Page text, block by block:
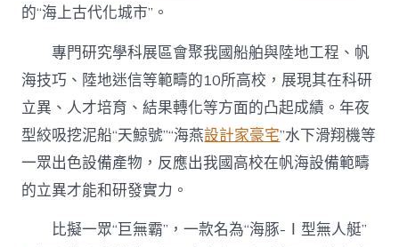
的“海上古代化城市”。
專門研究學科展區會聚我國船舶與陸地工程、帆
海技巧、陸地迷信等範疇的10所高校，展現其在科研
立異、人才培育、結果轉化等方面的凸起成績。年夜
型絞吸挖泥船“天鯨號”“海燕設計家豪宅”水下滑翔機等
一眾出色設備產物，反應出我國高校在帆海設備範疇
的立異才能和研發實力。
比擬一眾“巨無霸”，一款名為“海豚-Ⅰ型無人艇”